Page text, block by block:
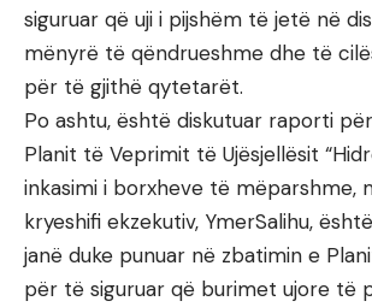
siguruar që uji i pijshëm të jetë në
mënyrë të qëndrueshme dhe të
për të gjithë qytetarët.
Po ashtu, është diskutuar raporti
Planit të Veprimit të Ujësjellësit
inkasimi i borxheve të mëparshme,
kryeshifi ekzekutiv, YmerSalihu,
janë duke punuar në zbatimin e
për të siguruar që burimet ujore të